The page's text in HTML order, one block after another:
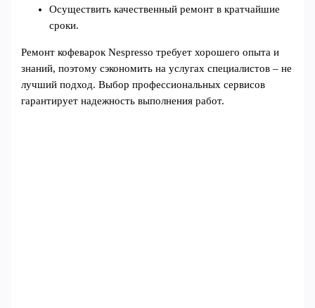
Осуществить качественный ремонт в кратчайшие
сроки.
Ремонт кофеварок Nespresso требует хорошего опыта и
знаний, поэтому сэкономить на услугах специалистов – не
лучший подход. Выбор профессиональных сервисов
гарантирует надежность выполнения работ.